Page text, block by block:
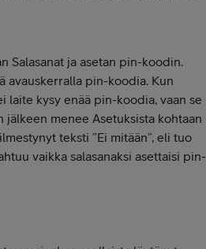
Salasanat ja asetan pin-koodin.
avauskerralla pin-koodia. Kun
laite kysy enää pin-koodia, vaan se
menee Asetuksista kohtaan
teksti ”Ei mitään”, eli tuo
vaikka salasanaksi asettaisi pin-